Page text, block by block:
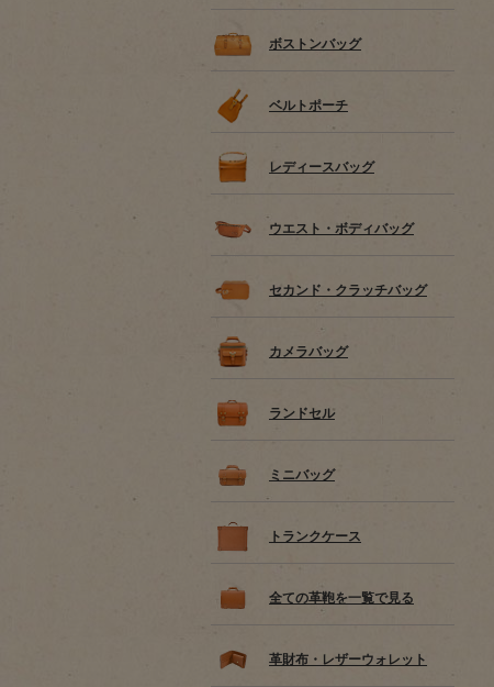
ボストンバッグ
ベルトポーチ
レディースバッグ
ウエスト・ボディバッグ
セカンド・クラッチバッグ
カメラバッグ
ランドセル
ミニバッグ
トランクケース
全ての革鞄を一覧で見る
革財布・レザーウォレット